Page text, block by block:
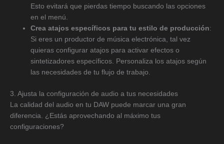
Esto evitará que pierdas tiempo buscando las opciones
en el menú.
Crea atajos específicos para tu estilo de producción:
Si eres un productor de música electrónica, tal vez
quieras configurar atajos para activar efectos o
sintetizadores específicos. Personaliza los atajos según
las necesidades de tu flujo de trabajo.
3. Ajusta la configuración de audio a tus necesidades
La calidad del audio en tu DAW puede marcar una gran
diferencia. ¿Estás aprovechando al máximo tus
configuraciones?